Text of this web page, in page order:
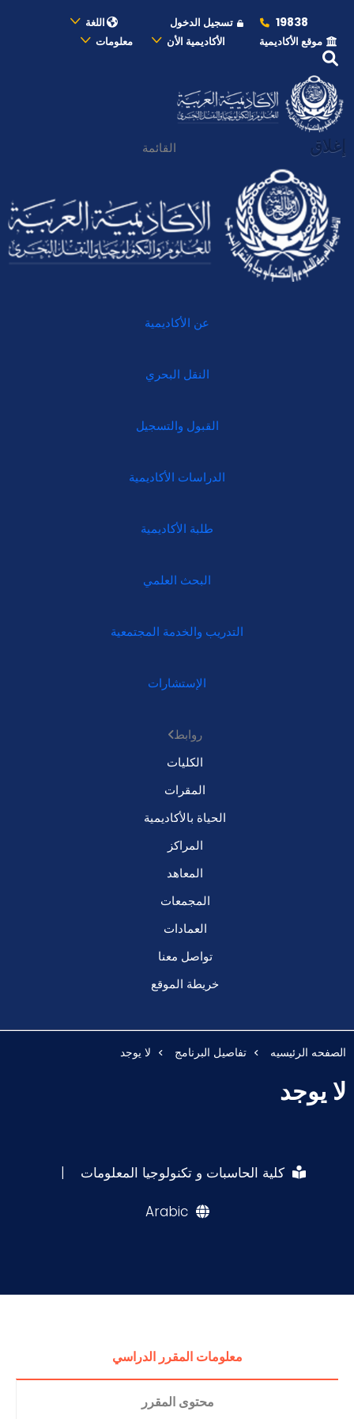
19838 تسجيل الدخول
اللغة
موقع الأكاديمية
الأكاديمية الأن معلومات
إغلاق القائمة
عن الأكاديمية
النقل البحري
القبول والتسجيل
الدراسات الأكاديمية
طلبة الأكاديمية
البحث العلمي
التدريب والخدمة المجتمعية
الإستشارات
روابط
الكليات
المقرات
الحياة بالأكاديمية
المراكز
المعاهد
المجمعات
العمادات
تواصل معنا
خريطة الموقع
الصفحه الرئيسيه تفاصيل البرنامج لا يوجد
لا يوجد
كلية الحاسبات و تكنولوجيا المعلومات |
Arabic
معلومات المقرر الدراسي
محتوى المقرر